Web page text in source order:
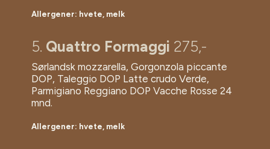
Allergener: hvete, melk
5. Quattro Formaggi 275,-
Sørlandsk mozzarella, Gorgonzola piccante
DOP, Taleggio DOP Latte crudo Verde,
Parmigiano Reggiano DOP Vacche Rosse 24
mnd.
Allergener: hvete, melk